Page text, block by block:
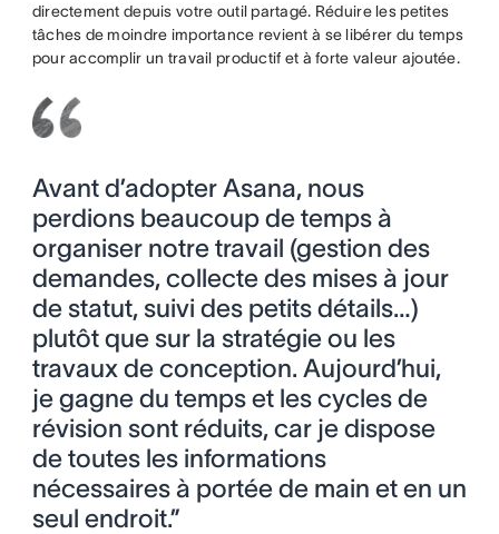
directement depuis votre outil partagé. Réduire les petites
tâches de moindre importance revient à se libérer du temps
pour accomplir un travail productif et à forte valeur ajoutée.
Avant d’adopter Asana, nous
perdions beaucoup de temps à
organiser notre travail (gestion des
demandes, collecte des mises à jour
de statut, suivi des petits détails…)
plutôt que sur la stratégie ou les
travaux de conception. Aujourd’hui,
je gagne du temps et les cycles de
révision sont réduits, car je dispose
de toutes les informations
nécessaires à portée de main et en un
seul endroit.”